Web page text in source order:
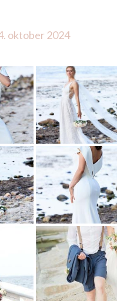
oktober 2024